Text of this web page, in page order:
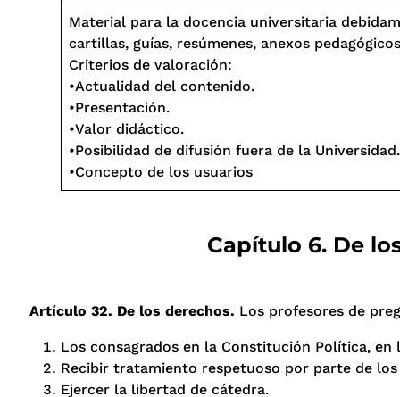
Material para la docencia universitaria
cartillas, guías, resúmenes, anexos
Criterios de valoración:
•Actualidad del contenido.
•Presentación.
•Valor didáctico.
•Posibilidad de difusión fuera de la Universidad.
•Concepto de los usuarios
Capítulo 6. De
Artículo 32. De los derechos. Los profesores de
Los consagrados en la Constitución Política,
Recibir tratamiento respetuoso por parte de
Ejercer la libertad de cátedra.